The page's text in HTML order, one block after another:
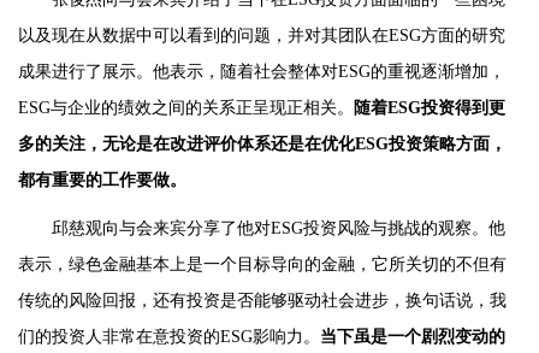
以及现在从数据中可以看到的问题，并对其团队在ESG方面的研究
成果进行了展示。他表示，随着社会整体对ESG的重视逐渐增加，
ESG与企业的绩效之间的关系正呈现正相关。
随着ESG投资得到更
多的关注，无论是在改进评价体系还是在优化ESG投资策略方面，
都有重要的工作要做。
邱慈观向与会来宾分享了他对ESG投资风险与挑战的观察。他
表示，绿色金融基本上是一个目标导向的金融，它所关切的不但有
传统的风险回报，还有投资是否能够驱动社会进步，换句话说，我
们的投资人非常在意投资的ESG影响力。 当下虽是一个剧烈变动的